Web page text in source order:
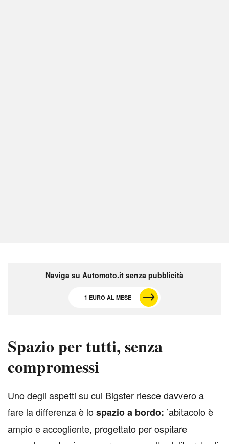
Naviga su Automoto.it senza pubblicità
1 EURO AL MESE
Spazio per tutti, senza
compromessi
Uno degli aspetti su cui Bigster riesce davvero a
fare la differenza è lospazio a bordo: ’abitacolo è
ampio e accogliente, progettato per ospitare